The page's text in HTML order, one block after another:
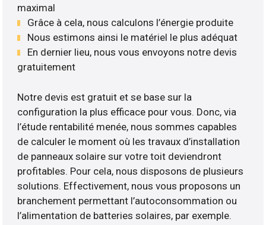
maximal
Grâce à cela, nous calculons l’énergie produite
Nous estimons ainsi le matériel le plus adéquat
En dernier lieu, nous vous envoyons notre devis
gratuitement
Notre devis est gratuit et se base sur la
configuration la plus efficace pour vous. Donc, via
l’étude rentabilité menée, nous sommes capables
de calculer le moment où les travaux d’installation
de panneaux solaire sur votre toit deviendront
profitables. Pour cela, nous disposons de plusieurs
solutions. Effectivement, nous vous proposons un
branchement permettant l’autoconsommation ou
l’alimentation de batteries solaires, par exemple.